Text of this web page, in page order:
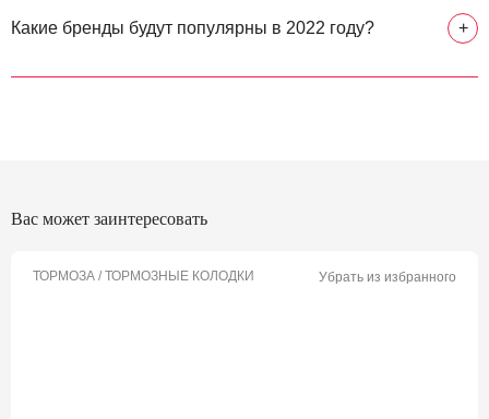
Какие бренды будут популярны в 2022 году? +
Вас может заинтересовать
ТОРМОЗА / ТОРМОЗНЫЕ КОЛОДКИ Убрать из избранного